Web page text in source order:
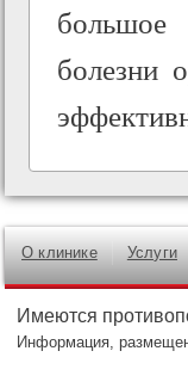
большое
болезни
О клинике Услуги
Имеются
Информация,